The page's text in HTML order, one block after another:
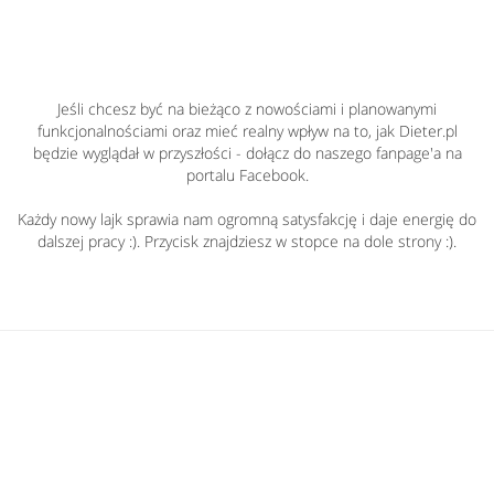
Jeśli chcesz być na bieżąco z nowościami i planowanymi
funkcjonalnościami oraz mieć realny wpływ na to, jak Dieter.pl
będzie wyglądał w przyszłości - dołącz do naszego fanpage'a na
portalu Facebook.
Każdy nowy lajk sprawia nam ogromną satysfakcję i daje energię do
dalszej pracy :). Przycisk znajdziesz w stopce na dole strony :).